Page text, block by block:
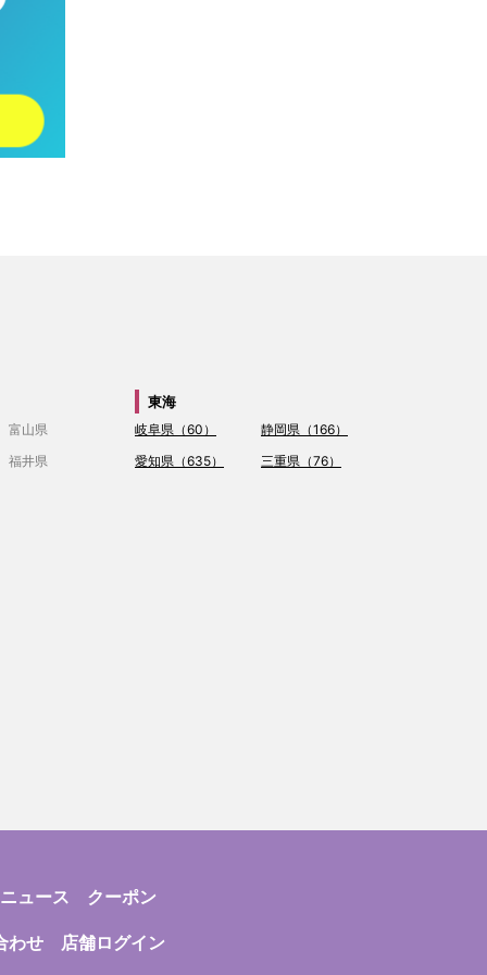
富山県
福井県
東海
岐阜県（60）
静岡県（166）
愛知県（635）
三重県（76）
ニュース クーポン
わせ 店舗ログイン